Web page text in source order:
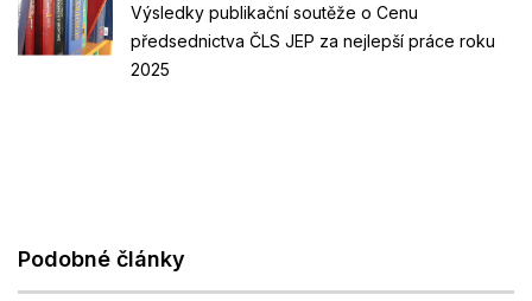
Výsledky publikační soutěže o Cenu
předsednictva ČLS JEP za nejlepší práce roku
2025
Podobné články